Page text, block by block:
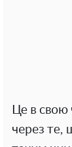
Це в свою
через те,